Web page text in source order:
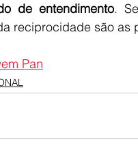
de entendimento.
reciprocidade são as
Pan